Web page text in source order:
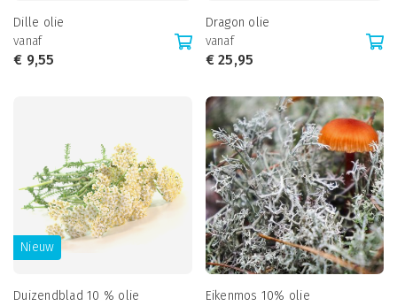
Dille olie
vanaf
€ 9,55
Dragon olie
vanaf
€25,95
Nieuw
Duizendblad 10 % olie
Eikenmos 10% olie